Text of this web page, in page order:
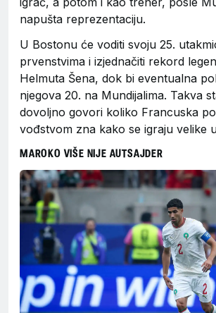
napušta reprezentaciju.
U Bostonu će voditi svoju 25.
prvenstvima i izjednačiti rekord
Helmuta Šena, dok bi eventualna
njegova 20. na Mundijalima. Takva
dovoljno govori koliko Francuska
vođstvom zna kako se igraju velike
MAROKO VIŠE NIJE AUTSAJDER